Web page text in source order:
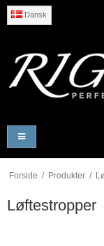
Dansk
Forside / Produkter /
Løftestropper